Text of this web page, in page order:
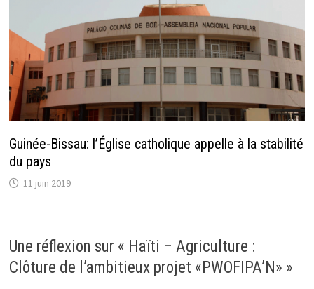
Guinée-Bissau: l’Église catholique appelle à la stabilité
du pays
11 juin 2019
Une réflexion sur « Haïti – Agriculture :
Clôture de l’ambitieux projet «PWOFIPA’N» »